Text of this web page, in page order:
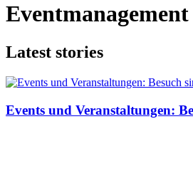
Eventmanagement
Latest stories
Events und Veranstaltungen: